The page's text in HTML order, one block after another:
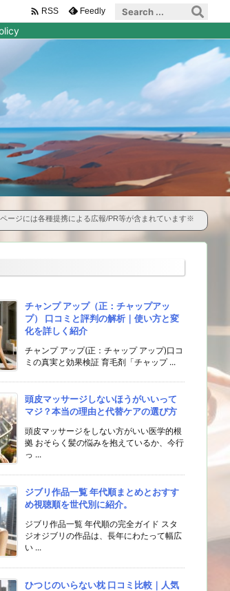
 RSS Feedly
ージには各種提携による広報/PR等が含まれています※
チャンプ アップ（正：チャップアッ
プ） 口コミと評判の解析｜使い方と変
化を詳しく紹介
チャンプ アップ(正：チャップ アップ)口コ
ミの真実と効果検証 育毛剤「チャップ ...
頭皮マッサージしないほうがいいって
マジ？本当の理由と代替ケアの選び方
頭皮マッサージをしない方がいい医学的根
拠 おそらく髪の悩みを抱えているか、今行
っ ...
ジブリ作品一覧 年代順まとめとおすす
め視聴順を世代別に紹介。
ジブリ作品一覧 年代順の完全ガイド スタ
ジオジブリの作品は、長年にわたって幅広
い ...
ひつじのいらない枕 口コミ比較｜人気